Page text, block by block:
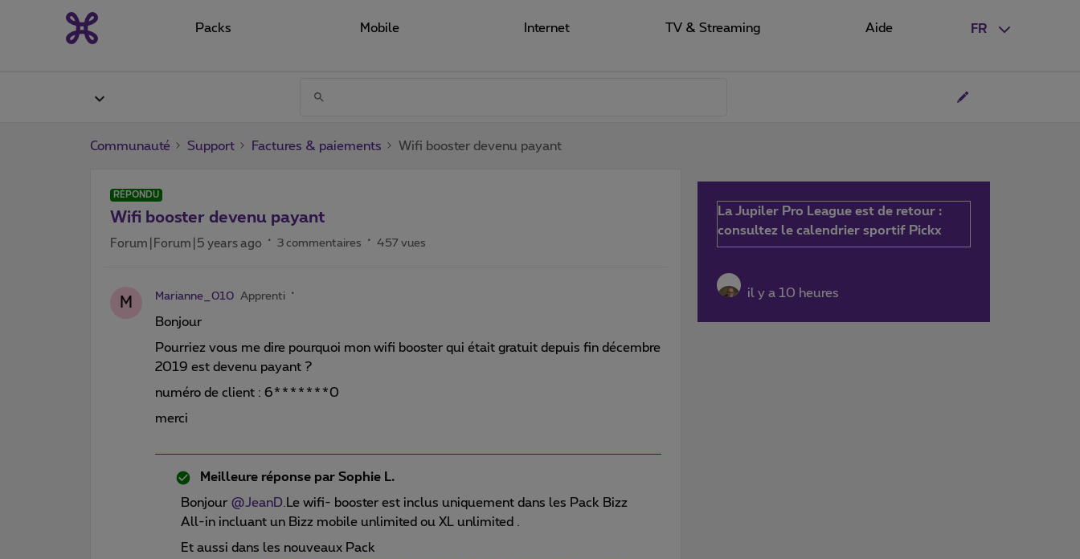
FR
Packs Mobile Internet TV & Streaming Aide
Communauté Support Factures & paiements Wifi booster devenu payant
RÉPONDU
Wifi booster devenu payant
Forum|Forum|5 years ago 3 commentaires 457 vues
M Marianne_010 Apprenti
Bonjour
Pourriez vous me dire pourquoi mon wifi booster qui était gratuit depuis fin décembre
2019 est devenu payant ?
numéro de client : 6*******0
merci
Meilleure réponse par Sophie L.
Bonjour @JeanD. Le wifi- booster est inclus uniquement dans les Pack Bizz
All-in incluant un Bizz mobile unlimited ou XL unlimited .
Et aussi dans les nouveaux Pack
La Jupiler Pro League est de retour :
consultez le calendrier sportif Pickx
il y a 10 heures